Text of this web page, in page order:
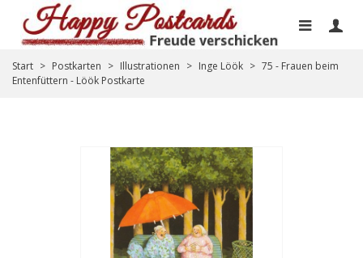
Start > Postkarten > Illustrationen > Inge Löök > 75 - Frauen beim
Entenfüttern - Löök Postkarte